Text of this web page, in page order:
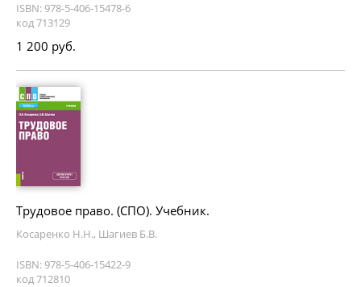
ISBN: 978-5-406-15478-6
код 713129
1 200 руб.
Трудовое право. (СПО). Учебник.
Косаренко Н.Н., Шагиев Б.В.
ISBN: 978-5-406-15422-9
код 712810